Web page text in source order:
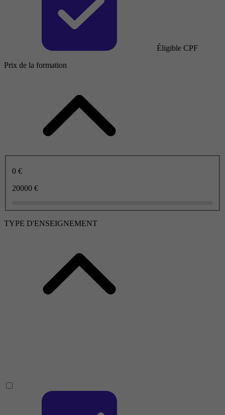
Éligible CPF
Prix de la formation
0 €
20000 €
TYPE D'ENSEIGNEMENT